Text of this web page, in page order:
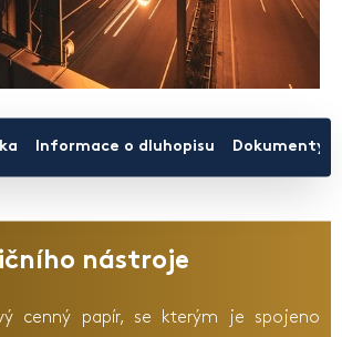
Informace o dluhopisu Dokumenty
nástroje
cenný papír, se kterým je spojeno